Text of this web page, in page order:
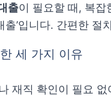
출이 필요할 때, 복잡
출’입니다. 간편한
세 가지 이유
재직 확인이 필요